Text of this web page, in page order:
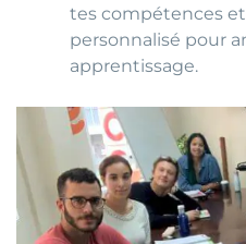
tes compétences
personnalisé pour
apprentissage.